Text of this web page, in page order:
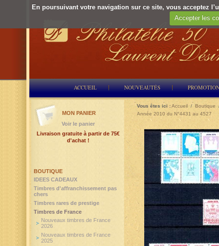
En poursuivant votre navigation sur ce site, vous acceptez
Accepter les
ACCUEIL NOUVEAUTÉS
Vous êtes ici :Accueil / Boutique
Année 2010 du N°4431 au 4527
BOUTIQUE
IDEES CADEAUX
Timbres d'affranchissement pas
chers
Timbres rares de prestige
Timbres de France
Nouveaux timbres de France
2026
Nouveaux timbres de France
2025
MON PANIER
Voir le panier
Livraison gratuite à partir de 75€
d'achat !